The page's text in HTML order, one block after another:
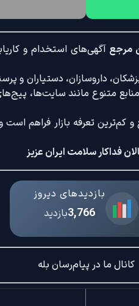
مرجعآگهی‌های استخدام و
داروسازان، دستیاران و
متنوع مانند سایت‌ها،
فداکار سلامت ایران عزیز
بازدیدهای دیروز
3,766بازدید
کانال ما در پیام‌رسان بله